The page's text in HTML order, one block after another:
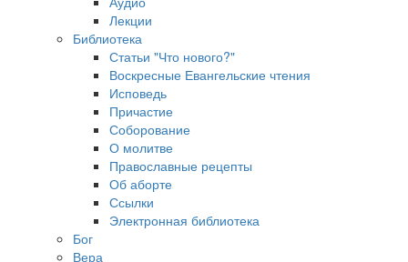
Лекции
Библиотека
Статьи "Что нового?"
Воскресные Евангельские чтения
Исповедь
Причастие
Соборование
О молитве
Православные рецепты
Об аборте
Ссылки
Электронная библиотека
Бог
Вера